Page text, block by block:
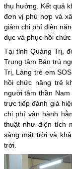
thụ hưởng. Kết quả
đơn vị phù hợp và
giảm chi phí điện
dục và phục hồi
Tại tỉnh Quảng Trị,
Trung tâm Bán trú
Trị, Làng trẻ em
hồi chức năng trẻ
người tâm thần
trực tiếp đánh giá
chi phí vận hành
thuật như diện tích
sáng mặt trời và
trời.